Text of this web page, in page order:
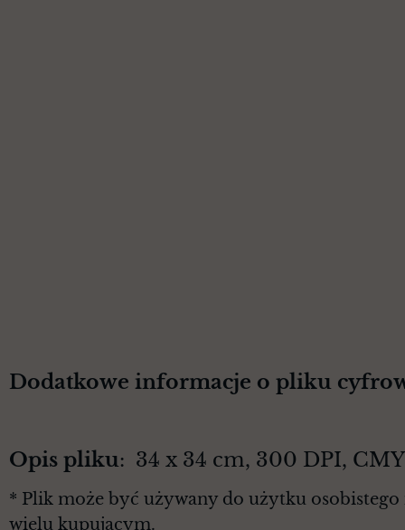
Dodatkowe informacje o pliku
Opis pliku: 34 x 34 cm, 300 DPI,
* Plik może być używany do użytku
wielu kupującym.